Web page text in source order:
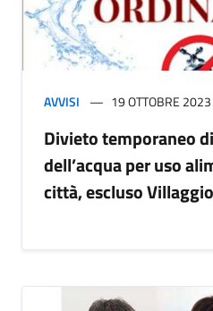
AVVISI 19 OTTOBRE 2023
Divieto temporaneo
dell’acqua per uso
città, escluso